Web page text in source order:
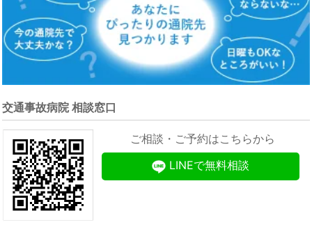
交通事故病院 相談窓口
ご相談・ご予約はこちらから
LINEで無料相談